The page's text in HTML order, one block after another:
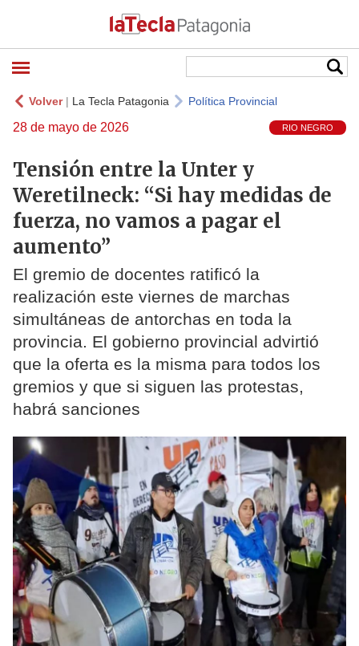
Volver| La Tecla Patagonia Política Provincial
28 de mayo de 2026 RIO NEGRO
Tensión entre la Unter y
Weretilneck: “Si hay medidas de
fuerza, no vamos a pagar el
aumento”
El gremio de docentes ratificó la
realización este viernes de marchas
simultáneas de antorchas en toda la
provincia. El gobierno provincial advirtió
que la oferta es la misma para todos los
gremios y que si siguen las protestas,
habrá sanciones